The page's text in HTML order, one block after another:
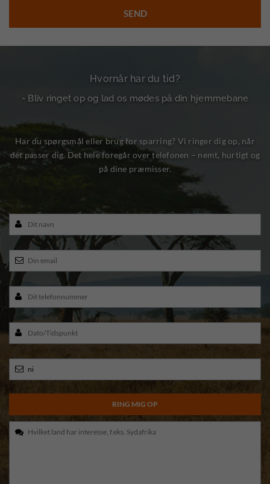
Hvornår har du tid?
- Bliv ringet op og lad os mødes på din hjemmebane
Har du spørgsmål eller brug for sparring? Vi ringer dig op, når
det passer dig. Det hele foregår over telefonen – nemt, hurtigt og
på dine præmisser.